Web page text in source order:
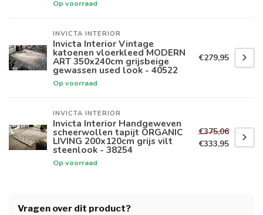
Op voorraad
INVICTA INTERIOR
Invicta Interior Vintage
katoenen vloerkleed MODERN
ART 350x240cm grijsbeige
gewassen used look - 40522
Op voorraad
€279,95
INVICTA INTERIOR
Invicta Interior Handgeweven
scheerwollen tapijt ORGANIC
LIVING 200x120cm grijs vilt
steenlook - 38254
Op voorraad
€375,06
€333,95
Vragen over dit product?